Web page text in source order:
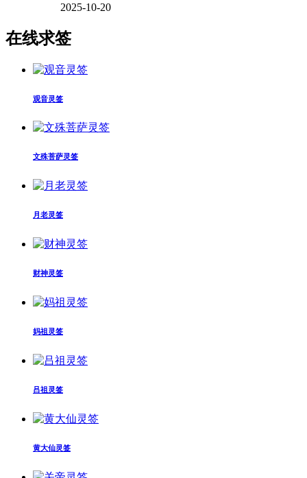
2025-10-20
在线求签
观音灵签
文殊菩萨灵签
月老灵签
财神灵签
妈祖灵签
吕祖灵签
黄大仙灵签